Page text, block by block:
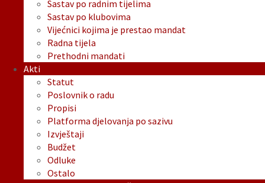
Sastav po radnim tijelima
Sastav po klubovima
Vijećnici kojima je prestao mandat
Radna tijela
Prethodni mandati
Akti
Statut
Poslovnik o radu
Propisi
Platforma djelovanja po sazivu
Izvještaji
Budžet
Odluke
Ostalo